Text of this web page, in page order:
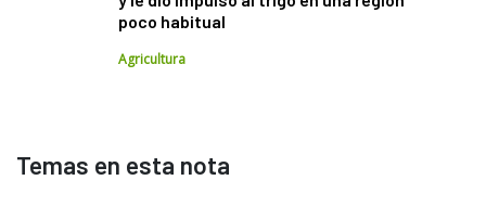
poco habitual
Agricultura
Temas en esta nota